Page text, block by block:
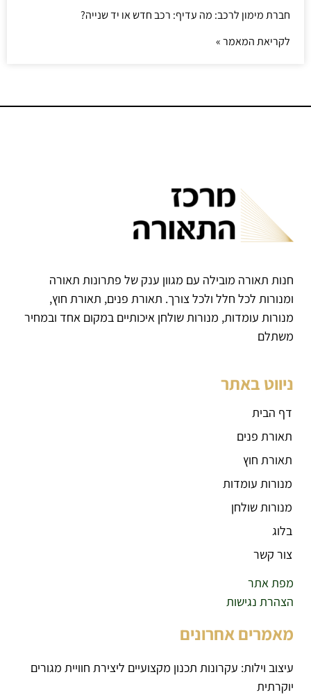
חברת מימון לרכב: מה עדיף: רכב חדש או יד שנייה?
לקריאת המאמר »
חנות תאורה מובילה עם מגוון ענק של פתרונות תאורה
ומנורות לכל חלל ולכל צורך. תאורת פנים, תאורת חוץ,
מנורות עומדות, מנורות שולחן איכותיים במקום אחד ובמחיר
משתלם
ניווט באתר
דף הבית
תאורת פנים
תאורת חוץ
מנורות עומדות
מנורות שולחן
בלוג
צור קשר
מפת אתר
הצהרת נגישות
מאמרים אחרונים
עיצוב וילות: עקרונות תכנון מקצועיים ליצירת חוויית מגורים
יוקרתית